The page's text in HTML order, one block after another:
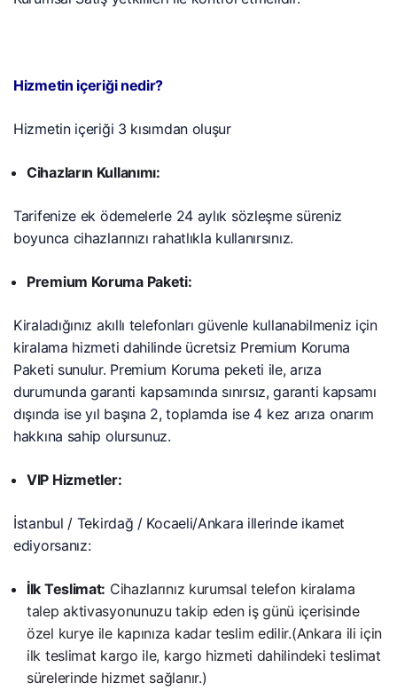
Hizmetin içeriği nedir?
Hizmetin içeriği 3 kısımdan oluşur
Cihazların Kullanımı:
Tarifenize ek ödemelerle 24 aylık sözleşme süreniz
boyunca cihazlarınızı rahatlıkla kullanırsınız.
Premium Koruma Paketi:
Kiraladığınız akıllı telefonları güvenle kullanabilmeniz için
kiralama hizmeti dahilinde ücretsiz Premium Koruma
Paketi sunulur. Premium Koruma peketi ile, arıza
durumunda garanti kapsamında sınırsız, garanti kapsamı
dışında ise yıl başına 2, toplamda ise 4 kez arıza onarım
hakkına sahip olursunuz.
VIP Hizmetler:
İstanbul / Tekirdağ / Kocaeli/Ankara illerinde ikamet
ediyorsanız:
İlk Teslimat: Cihazlarınız kurumsal telefon kiralama
talep aktivasyonunuzu takip eden iş günü içerisinde
özel kurye ile kapınıza kadar teslim edilir.(Ankara ili için
ilk teslimat kargo ile, kargo hizmeti dahilindeki teslimat
sürelerinde hizmet sağlanır.)